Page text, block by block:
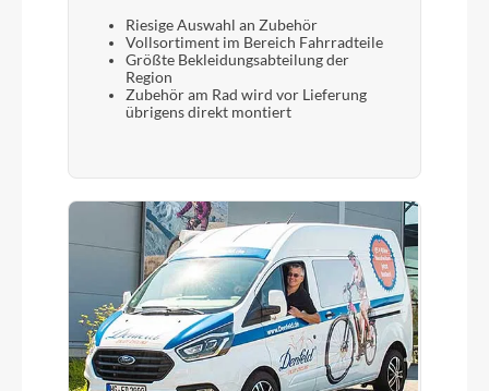
Riesige Auswahl an Zubehör
Vollsortiment im Bereich Fahrradteile
Größte Bekleidungsabteilung der
Region
Zubehör am Rad wird vor Lieferung
übrigens direkt montiert